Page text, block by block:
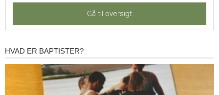
Gå til oversigt
Hvad
HVAD ER BAPTISTER?